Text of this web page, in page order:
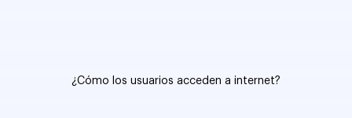
¿Cómo los usuarios acceden a internet?